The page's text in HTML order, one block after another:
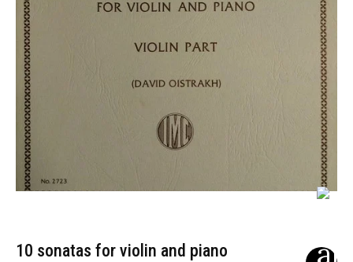
10 sonatas for violin and piano